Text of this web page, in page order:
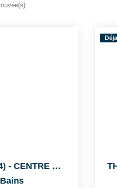
THONON LES BAINS (74) - CENTRE VILLE